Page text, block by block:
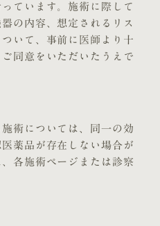
ています。施術に際して
の内容、想定されるリス
いて、事前に医師より十
同意をいただいたうえで
術については、同一の効
薬品が存在しない場合が
各施術ページまたは診察